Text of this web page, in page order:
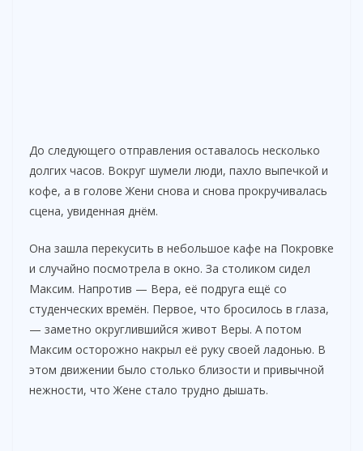
До следующего отправления оставалось несколько
долгих часов. Вокруг шумели люди, пахло выпечкой и
кофе, а в голове Жени снова и снова прокручивалась
сцена, увиденная днём.
Она зашла перекусить в небольшое кафе на Покровке
и случайно посмотрела в окно. За столиком сидел
Максим. Напротив — Вера, её подруга ещё со
студенческих времён. Первое, что бросилось в глаза,
— заметно округлившийся живот Веры. А потом
Максим осторожно накрыл её руку своей ладонью. В
этом движении было столько близости и привычной
нежности, что Жене стало трудно дышать.